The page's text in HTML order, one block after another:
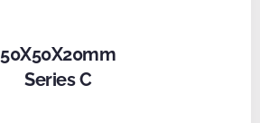
50X50X20mm
Series C